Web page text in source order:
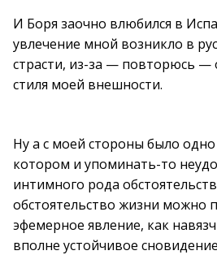
И Боря заочно влюбился в
увлечение мной возникло в
страсти, из-за — повторюсь —
стиля моей внешности.
Ну а с моей стороны было одно
котором и упоминать-то
интимного рода
обстоятельство жизни можно
эфемерное явление, как
вполне устойчивое